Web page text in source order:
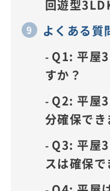
回遊型
よくある質
Q1: 平屋
すか？
Q2: 平屋
分確保でき
Q3: 平屋
スは確保で